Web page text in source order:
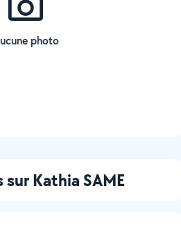
photo
sur Kathia SAME